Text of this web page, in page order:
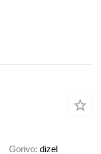
Gorivo dizel